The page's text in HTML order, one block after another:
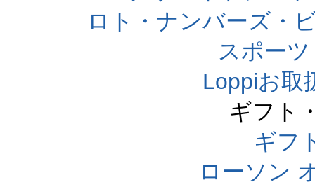
ロト・ナンバーズ・
スポー
Loppiお取
ギフト
ギフ
ローソン